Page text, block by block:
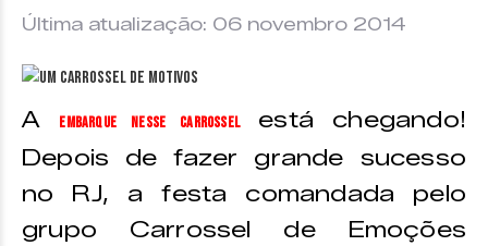
Última atualização: 06 novembro 2014
A Embarque Nesse Carrosselestá chegando!
Depois de fazer grande sucesso
no RJ, a festa comandada pelo
grupo Carrossel de Emoções